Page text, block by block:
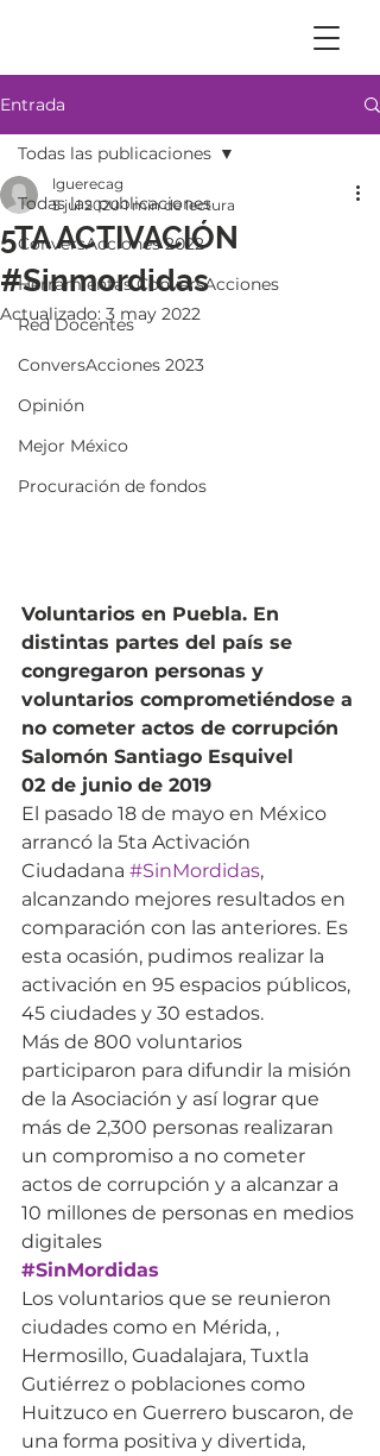
Entrada
Todas las publicaciones
ConversAcciones 2022
Herramientas ConversAcciones
Red Docentes
ConversAcciones 2023
Opinión
Mejor México
Procuración de fondos
Todas las publicaciones
5TA ACTIVACIÓN
#Sinmordidas
lguerecag
5 jul 2020 1 min de lectura
Actualizado: 3 may 2022
Voluntarios en Puebla. En
distintas partes del país se
congregaron personas y
voluntarios comprometiéndose a
no cometer actos de corrupción
Salomón Santiago Esquivel
02 de junio de 2019
El pasado 18 de mayo en México
arrancó la 5ta Activación
Ciudadana #SinMordidas,
alcanzando mejores resultados en
comparación con las anteriores. Es
esta ocasión, pudimos realizar la
activación en 95 espacios públicos,
45 ciudades y 30 estados.
Más de 800 voluntarios
participaron para difundir la misión
de la Asociación y así lograr que
más de 2,300 personas realizaran
un compromiso a no cometer
actos de corrupción y a alcanzar a
10 millones de personas en medios
digitales
#SinMordidas
Los voluntarios que se reunieron
ciudades como en Mérida, ,
Hermosillo, Guadalajara, Tuxtla
Gutiérrez o poblaciones como
Huitzuco en Guerrero buscaron, de
una forma positiva y divertida,